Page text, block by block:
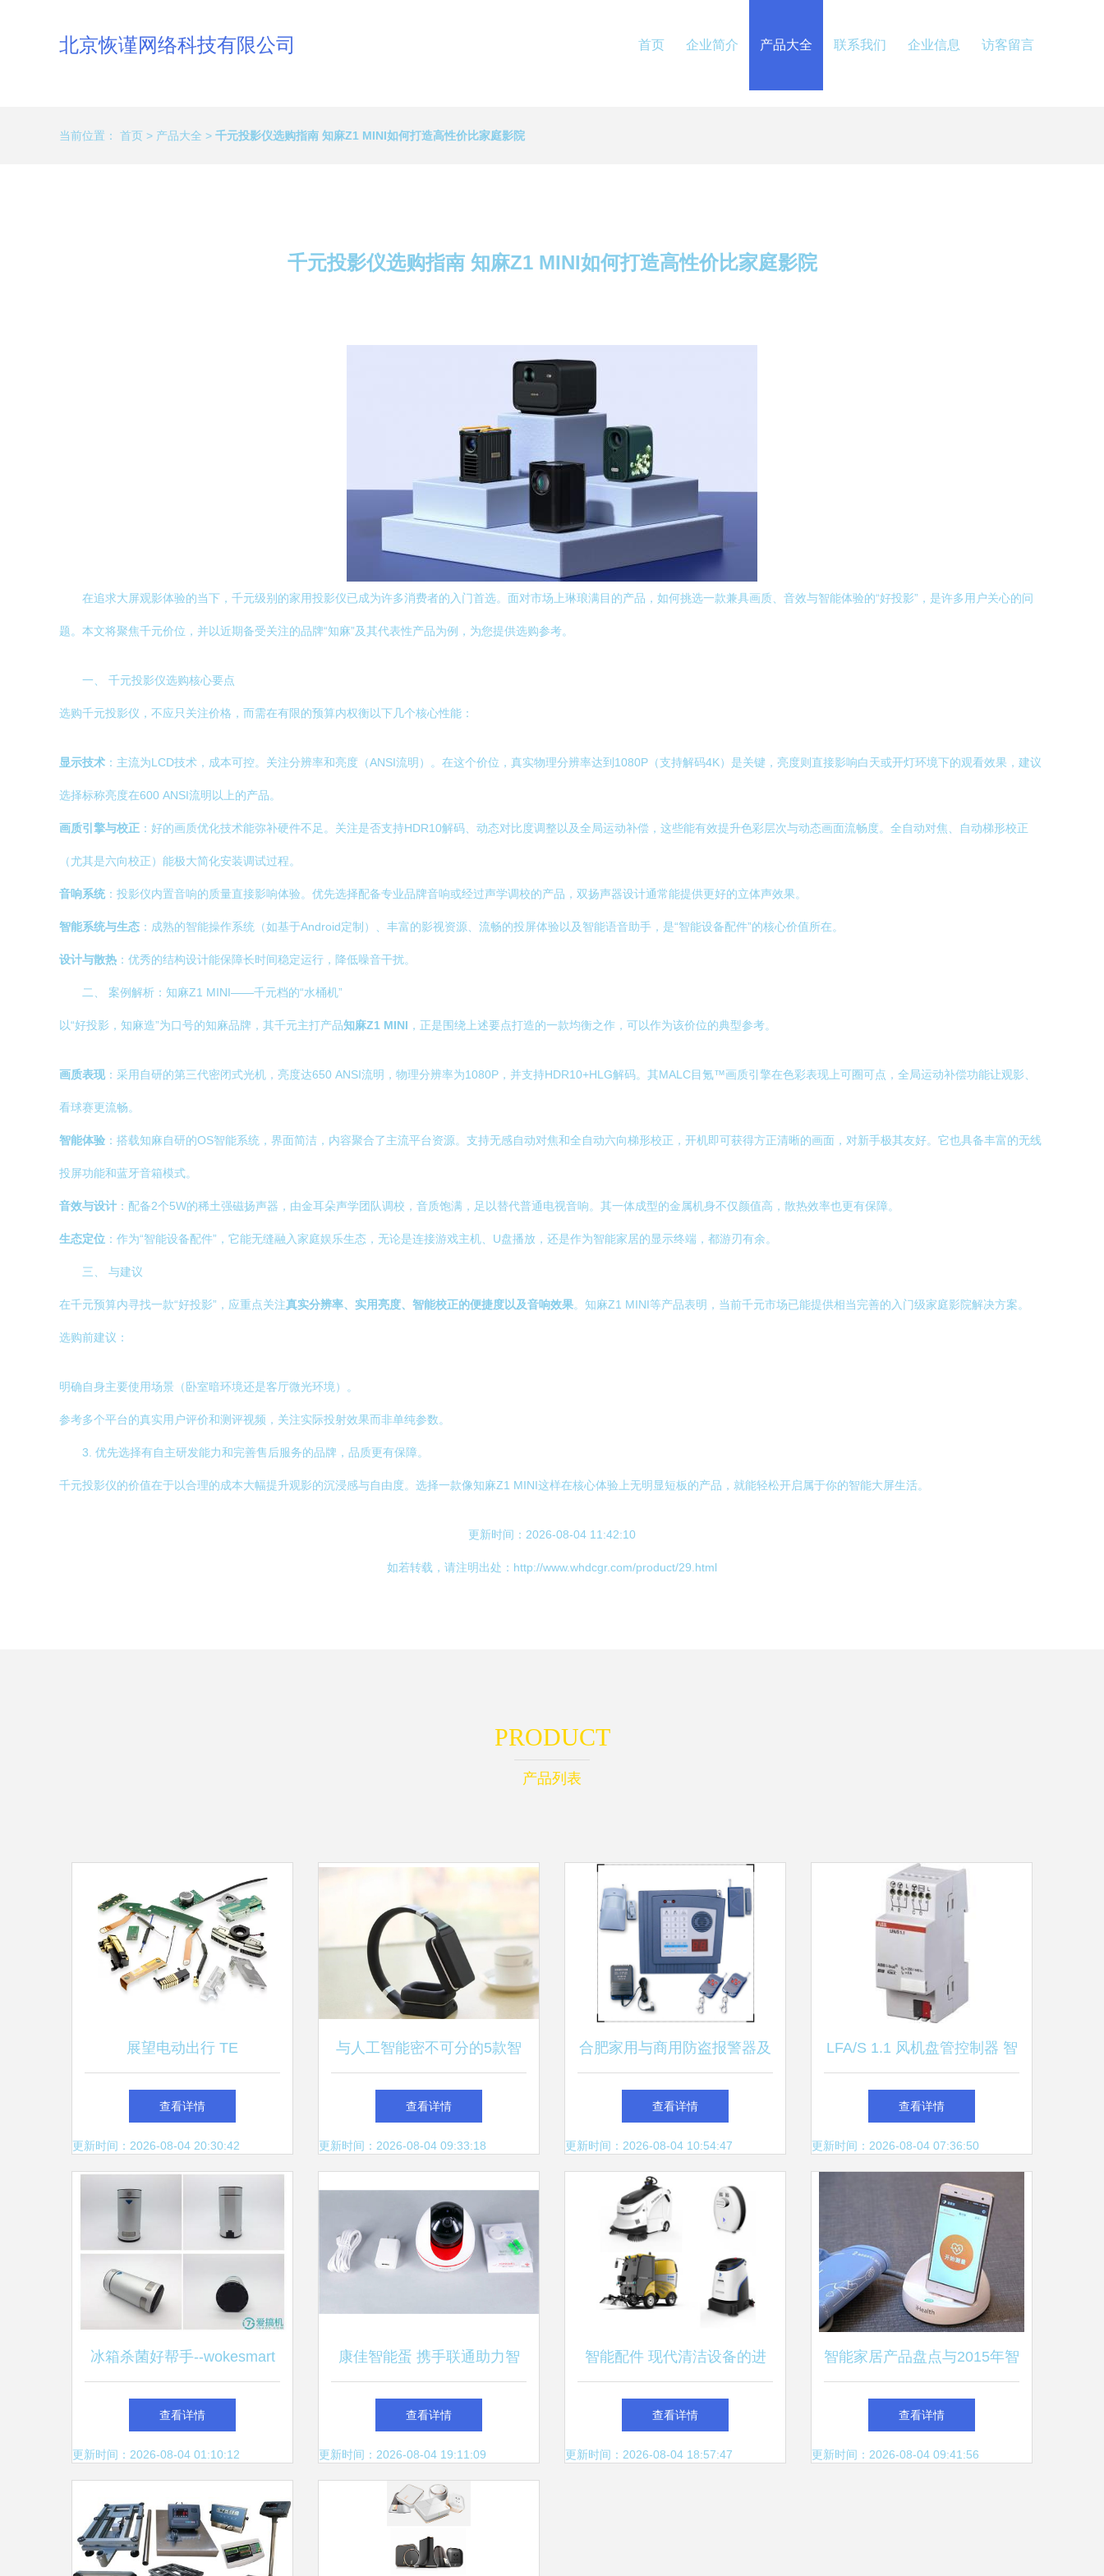
北京恢谨网络科技有限公司 首页 企业简介 产品大全 联系我们 企业信息 访客留言
当前位置： 首页 > 产品大全 > 千元投影仪选购指南 知麻Z1 MINI如何打造高性价比家庭影院
千元投影仪选购指南 知麻Z1 MINI如何打造高性价比家庭影院
在追求大屏观影体验的当下，千元级别的家用投影仪已成为许多消费者的入门首选。面对市场上琳琅满目的产品，如何挑选一款兼具画质、音效与智能体验的“好投影”，是许多用户关心的问
题。本文将聚焦千元价位，并以近期备受关注的品牌“知麻”及其代表性产品为例，为您提供选购参考。
一、 千元投影仪选购核心要点
选购千元投影仪，不应只关注价格，而需在有限的预算内权衡以下几个核心性能：
显示技术 ：主流为LCD技术，成本可控。关注分辨率和亮度（ANSI流明）。在这个价位，真实物理分辨率达到1080P（支持解码4K）是关键，亮度则直接影响白天或开灯环境下的观看效果，建议
选择标称亮度在600 ANSI流明以上的产品。
画质引擎与校正 ：好的画质优化技术能弥补硬件不足。关注是否支持HDR10解码、动态对比度调整以及全局运动补偿，这些能有效提升色彩层次与动态画面流畅度。全自动对焦、自动梯形校正
（尤其是六向校正）能极大简化安装调试过程。
音响系统：投影仪内置音响的质量直接影响体验。优先选择配备专业品牌音响或经过声学调校的产品，双扬声器设计通常能提供更好的立体声效果。
智能系统与生态 ：成熟的智能操作系统（如基于Android定制）、丰富的影视资源、流畅的投屏体验以及智能语音助手，是“智能设备配件”的核心价值所在。
设计与散热 ：优秀的结构设计能保障长时间稳定运行，降低噪音干扰。
二、 案例解析：知麻Z1 MINI——千元档的“水桶机”
以“好投影，知麻造”为口号的知麻品牌，其千元主打产品知麻Z1 MINI ，正是围绕上述要点打造的一款均衡之作，可以作为该价位的典型参考。
画质表现：采用自研的第三代密闭式光机，亮度达650 ANSI流明，物理分辨率为1080P，并支持HDR10+HLG解码。其MALC目氪™画质引擎在色彩表现上可圈可点，全局运动补偿功能让观影、
看球赛更流畅。
智能体验 ：搭载知麻自研的OS智能系统，界面简洁，内容聚合了主流平台资源。支持无感自动对焦和全自动六向梯形校正，开机即可获得方正清晰的画面，对新手极其友好。它也具备丰富的无线
投屏功能和蓝牙音箱模式。
音效与设计 ：配备2个5W的稀土强磁扬声器，由金耳朵声学团队调校，音质饱满，足以替代普通电视音响。其一体成型的金属机身不仅颜值高，散热效率也更有保障。
生态定位 ：作为“智能设备配件”，它能无缝融入家庭娱乐生态，无论是连接游戏主机、U盘播放，还是作为智能家居的显示终端，都游刃有余。
三、 与建议
在千元预算内寻找一款“好投影”，应重点关注真实分辨率、实用亮度、智能校正的便捷度以及音响效果。知麻Z1 MINI等产品表明，当前千元市场已能提供相当完善的入门级家庭影院解决方案。
选购前建议：
明确自身主要使用场景（卧室暗环境还是客厅微光环境）。
参考多个平台的真实用户评价和测评视频，关注实际投射效果而非单纯参数。
3. 优先选择有自主研发能力和完善售后服务的品牌，品质更有保障。
千元投影仪的价值在于以合理的成本大幅提升观影的沉浸感与自由度。选择一款像知麻Z1 MINI这样在核心体验上无明显短板的产品，就能轻松开启属于你的智能大屏生活。
更新时间：2026-08-04 11:42:10
如若转载，请注明出处：http://www.whdcgr.com/product/29.html
PRODUCT
产品列表
展望电动出行 TE
Connectivity助力充电布局与
智能设备配件升级
查看详情
更新时间：2026-08-04 20:30:42
与人工智能密不可分的5款智
能硬件
查看详情
更新时间：2026-08-04 09:33:18
合肥家用与商用防盗报警器及
智能电话报警系统样本-机电
商情网电子样本库智能设备配
件
查看详情
更新时间：2026-08-04 10:54:47
LFA/S 1.1 风机盘管控制器 智
慧楼宇温控的核心之选
查看详情
更新时间：2026-08-04 07:36:50
冰箱杀菌好帮手--wokesmart
智能冰箱宝全体验!
查看详情
更新时间：2026-08-04 01:10:12
康佳智能蛋 携手联通助力智
能家居家庭安防与设备配件创
新升级
查看详情
更新时间：2026-08-04 19:11:09
智能配件 现代清洁设备的进
化关键
查看详情
更新时间：2026-08-04 18:57:47
智能家居产品盘点与2015年智
能设备回顾
查看详情
更新时间：2026-08-04 09:41:56